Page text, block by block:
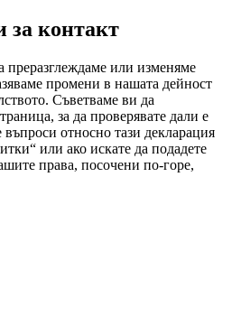
контакт
или изменяме
промени в нашата дейност
Съветваме ви да
за да проверявате дали е
относно тази декларация
или ако искате да подадете
права, посочени по-горе,